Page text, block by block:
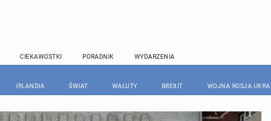
CIEKAWOSTKI PORADNIK WYDARZENIA
IRLANDIA ŚWIAT WALUTY BREXIT WOJNA ROSJA-